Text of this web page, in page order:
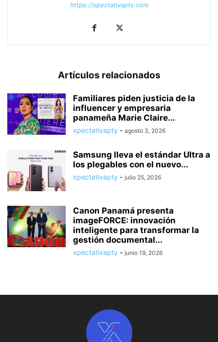
https://xpectativapty.com
Artículos relacionados
Familiares piden justicia de la
influencer y empresaria
panameña Marie Claire...
xpectativapty - agosto 3, 2026
Samsung lleva el estándar Ultra a
los plegables con el nuevo...
xpectativapty - julio 25, 2026
Canon Panamá presenta
imageFORCE: innovación
inteligente para transformar la
gestión documental...
xpectativapty - junio 19, 2026